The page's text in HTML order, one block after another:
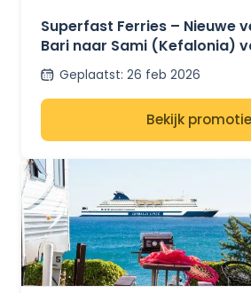
Superfast Ferries – Nieuwe
Bari naar Sami (Kefalonia)
2026Geplaatst: 26 feb 2026
Bekijk promotie